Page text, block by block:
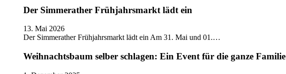
Der Simmerather Frühjahrsmarkt lädt ein
13. Mai 2026
Der Simmerather Frühjahrsmarkt lädt ein Am 31. Mai und 01.…
Weihnachtsbaum selber schlagen: Ein Event für die ganze Familie